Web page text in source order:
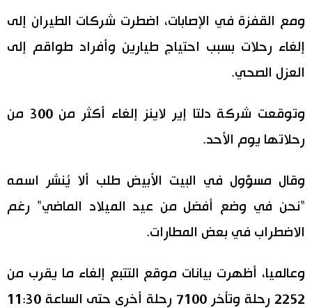
ومع القفزة في الإصابات، اضطرت شركات الطيران إلى
إلغاء رحلات بسبب احتياج طيارين وأفراد طواقم إلى
العزل الصحي.
وتوقعت شركة دلتا إير لاينز إلغاء أكثر من 300 من
رحلاتها يوم الأحد.
وقال مسؤول في البيت الأبيض طلب ألا يُنشر اسمه
"نحن في وضع أفضل من عيد الميلاد الماضي" رغم
الاضطراب في بعض المطارات.
وعالميا، أظهرت بيانات موقع التتبع إلغاء ما يقرب من
2252 رحلة وتأخر 7100 رحلة أخرى حتى الساعة 11:30